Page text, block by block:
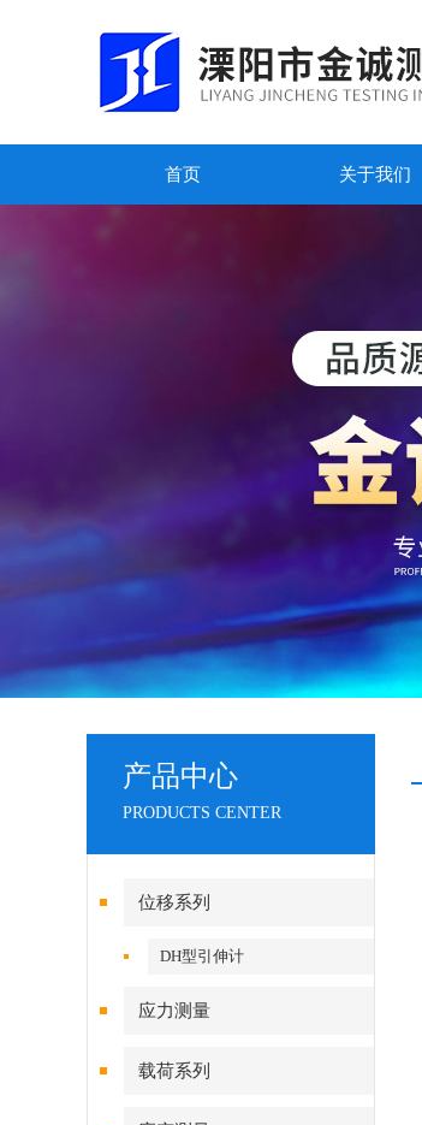
首页 关于我们
产品中心
PRODUCTS CENTER
位移系列
DH型引伸计
应力测量
载荷系列